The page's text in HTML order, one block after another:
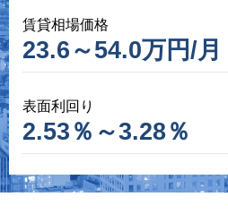
賃貸相場価格
23.6～54.0万円/月
表面利回り
2.53％～3.28％